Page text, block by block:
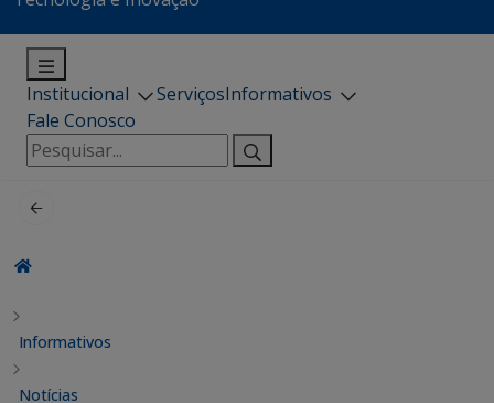
Institucional ServiçosInformativos
Fale Conosco
Pesquisar
por:
Informativos
Notícias